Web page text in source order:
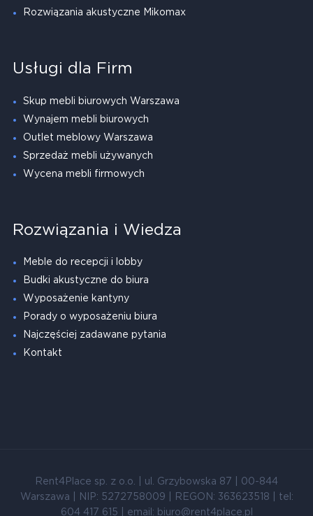
Rozwiązania akustyczne Mikomax
Usługi dla Firm
Skup mebli biurowych Warszawa
Wynajem mebli biurowych
Outlet meblowy Warszawa
Sprzedaż mebli używanych
Wycena mebli firmowych
Rozwiązania i Wiedza
Meble do recepcji i lobby
Budki akustyczne do biura
Wyposażenie kantyny
Porady o wyposażeniu biura
Najczęściej zadawane pytania
Kontakt
Rent4Place sp. z o.o. | ul. Grzybowska 87 | 00-844
Warszawa | NIP: 5272758009 | REGON: 363623518 | tel:
604 417 615 | email: biuro@rent4place.pl